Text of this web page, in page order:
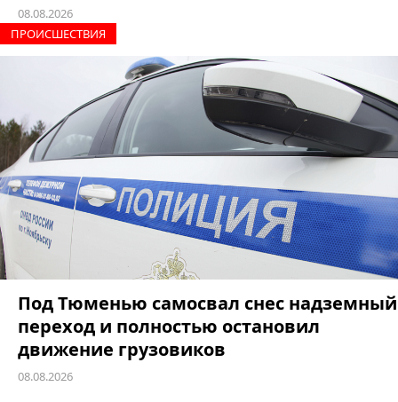
08.08.2026
ПРОИCШЕСТВИЯ
Под Тюменью самосвал снес надземный
переход и полностью остановил
движение грузовиков
08.08.2026